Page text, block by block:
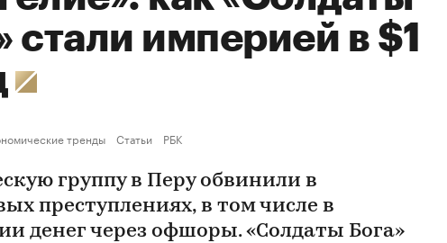
стали империей в $1
тренды Статьи РБК
группу в Перу обвинили в
преступлениях, в том числе в
денег через офшоры. «Солдаты Бога»